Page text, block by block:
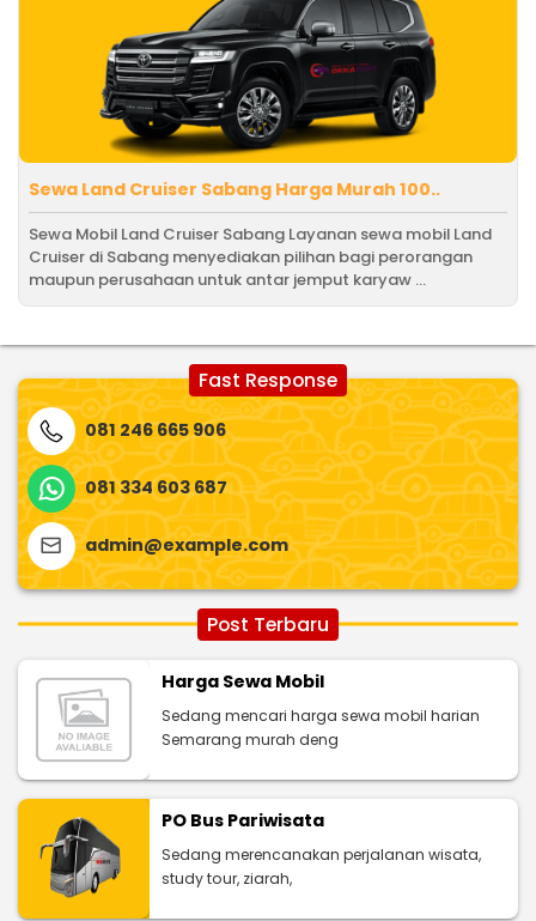
Sewa Land Cruiser Sabang Harga Murah 100..
Sewa Mobil Land Cruiser Sabang Layanan sewa mobil Land
Cruiser di Sabang menyediakan pilihan bagi perorangan
maupun perusahaan untuk antar jemput karyaw ...
Fast Response
081 246 665 906
081 334 603 687
admin@example.com
Post Terbaru
Harga Sewa Mobil
Sedang mencari harga sewa mobil harian
Semarang murah deng
PO Bus Pariwisata
Sedang merencanakan perjalanan wisata,
study tour, ziarah,